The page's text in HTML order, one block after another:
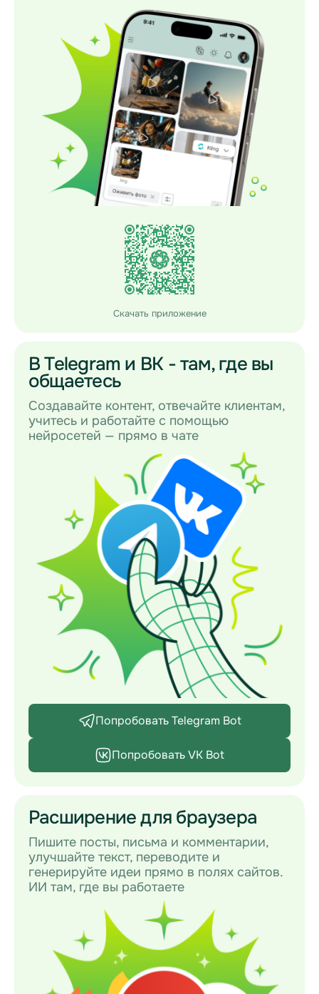
Скачать приложение
В Telegram и ВК - там, где вы
общаетесь
Создавайте контент, отвечайте клиентам,
учитесь и работайте с помощью
нейросетей — прямо в чате
Попробовать Telegram Bot
Попробовать VK Bot
Расширение для браузера
Пишите посты, письма и комментарии,
улучшайте текст, переводите и
генерируйте идеи прямо в полях сайтов.
ИИ там, где вы работаете